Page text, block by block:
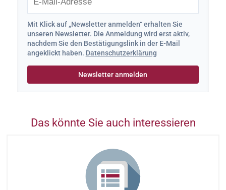
Mit Klick auf „Newsletter anmelden“ erhalten Sie
unseren Newsletter. Die Anmeldung wird erst aktiv,
nachdem Sie den Bestätigungslink in der E-Mail
angeklickt haben. Datenschutzerklärung
Das könnte Sie auch interessieren